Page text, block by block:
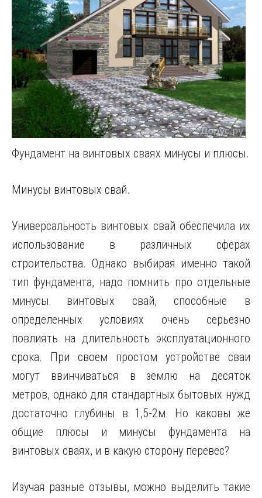
Фундамент на винтовых сваях минусы и плюсы.
Минусы винтовых свай.
Универсальность винтовых свай обеспечила их
использование в различных сферах
строительства. Однако выбирая именно такой
тип фундамента, надо помнить про отдельные
минусы винтовых свай, способные в
определенных условиях очень серьезно
повлиять на длительность эксплуатационного
срока. При своем простом устройстве сваи
могут ввинчиваться в землю на десяток
метров, однако для стандартных бытовых нужд
достаточно глубины в 1,5-2м. Но каковы же
общие плюсы и минусы фундамента на
винтовых сваях, и в какую сторону перевес?
Изучая разные отзывы, можно выделить такие